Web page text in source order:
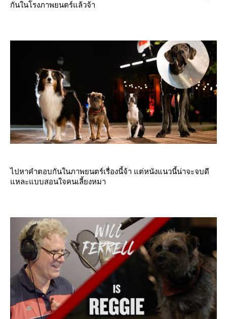
กันในโรงภาพยนตร์แล้วจ้า
ไปหาคำตอบกันในภาพยนตร์เรื่องนี้จ้า แต่หนังแนวนี้น่าจะจบดี
หละแบบสอนใจคนเลี้ยงหมา